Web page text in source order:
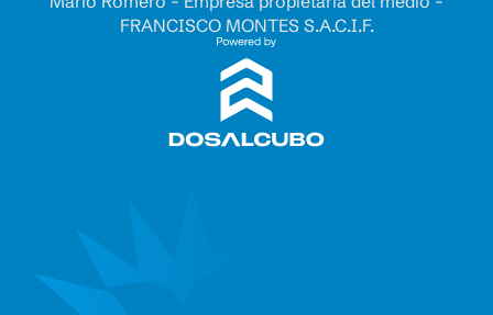
FRANCISCO MONTES S.A.C.I.F.